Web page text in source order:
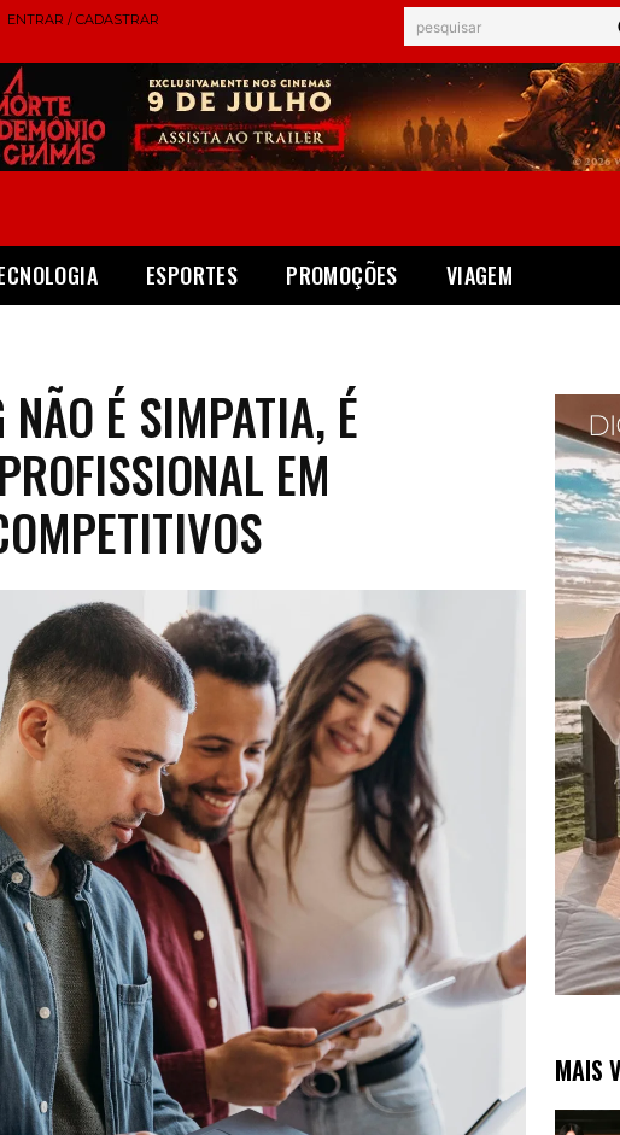
ENTRAR / CADASTRAR pesquisar
ESPORTES PROMOÇÕES VIAGEM
NÃO É SIMPATIA, É
EM
MAIS